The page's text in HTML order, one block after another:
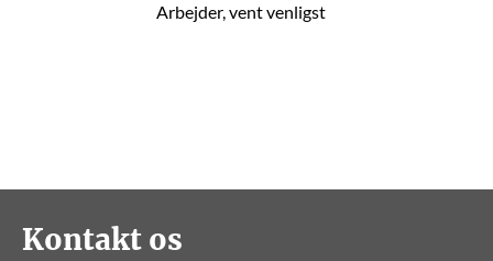
Arbejder, vent venligst
Kontakt os